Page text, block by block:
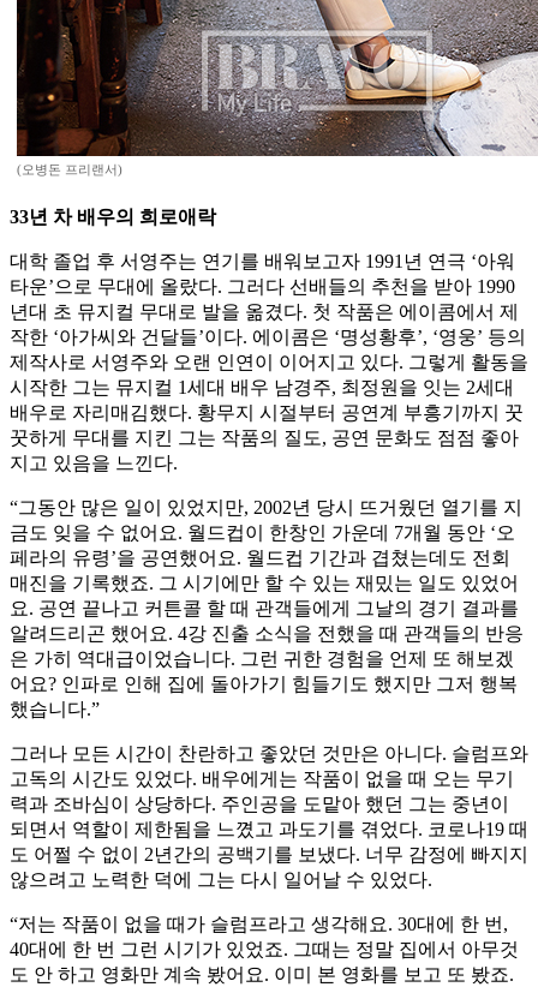
(오병돈 프리랜서)
33년 차 배우의 희로애락
대학 졸업 후 서영주는 연기를 배워보고자 1991년 연극 ‘아워
타운’으로 무대에 올랐다. 그러다 선배들의 추천을 받아 1990
년대 초 뮤지컬 무대로 발을 옮겼다. 첫 작품은 에이콤에서 제
작한 ‘아가씨와 건달들’이다. 에이콤은 ‘명성황후’, ‘영웅’ 등의
제작사로 서영주와 오랜 인연이 이어지고 있다. 그렇게 활동을
시작한 그는 뮤지컬 1세대 배우 남경주, 최정원을 잇는 2세대
배우로 자리매김했다. 황무지 시절부터 공연계 부흥기까지 꿋
꿋하게 무대를 지킨 그는 작품의 질도, 공연 문화도 점점 좋아
지고 있음을 느낀다.
“그동안 많은 일이 있었지만, 2002년 당시 뜨거웠던 열기를 지
금도 잊을 수 없어요. 월드컵이 한창인 가운데 7개월 동안 ‘오
페라의 유령’을 공연했어요. 월드컵 기간과 겹쳤는데도 전회
매진을 기록했죠. 그 시기에만 할 수 있는 재밌는 일도 있었어
요. 공연 끝나고 커튼콜 할 때 관객들에게 그날의 경기 결과를
알려드리곤 했어요. 4강 진출 소식을 전했을 때 관객들의 반응
은 가히 역대급이었습니다. 그런 귀한 경험을 언제 또 해보겠
어요? 인파로 인해 집에 돌아가기 힘들기도 했지만 그저 행복
했습니다.”
그러나 모든 시간이 찬란하고 좋았던 것만은 아니다. 슬럼프와
고독의 시간도 있었다. 배우에게는 작품이 없을 때 오는 무기
력과 조바심이 상당하다. 주인공을 도맡아 했던 그는 중년이
되면서 역할이 제한됨을 느꼈고 과도기를 겪었다. 코로나19 때
도 어쩔 수 없이 2년간의 공백기를 보냈다. 너무 감정에 빠지지
않으려고 노력한 덕에 그는 다시 일어날 수 있었다.
“저는 작품이 없을 때가 슬럼프라고 생각해요. 30대에 한 번,
40대에 한 번 그런 시기가 있었죠. 그때는 정말 집에서 아무것
도 안 하고 영화만 계속 봤어요. 이미 본 영화를 보고 또 봤죠.